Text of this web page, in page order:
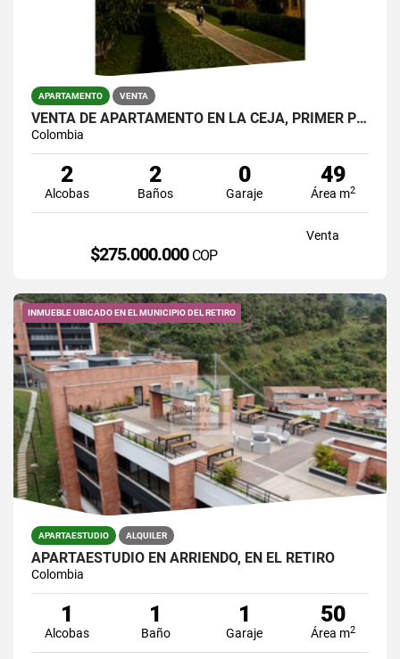
APARTAMENTO VENTA
VENTA DE APARTAMENTO EN LA CEJA, PRIMER PISO - UNIDAD ABIERTA
Colombia
2
Alcobas
2
Baños
0
Garaje
49
Área m2
Venta
$275.000.000 COP
INMUEBLE UBICADO EN EL MUNICIPIO DEL RETIRO
APARTAESTUDIO ALQUILER
APARTAESTUDIO EN ARRIENDO, EN EL RETIRO
Colombia
1
Alcobas
1
Baño
1
Garaje
50
Área m2